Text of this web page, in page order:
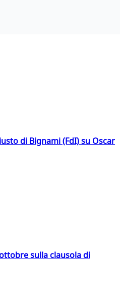
di Bignami (FdI) su Oscar
sulla clausola di